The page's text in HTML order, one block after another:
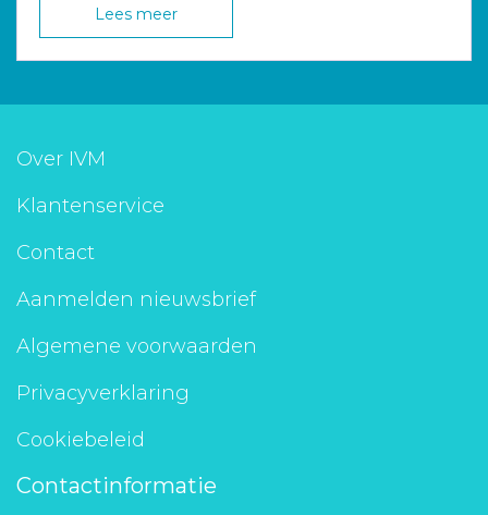
Lees meer
Over IVM
Klantenservice
Contact
Aanmelden nieuwsbrief
Algemene voorwaarden
Privacyverklaring
Cookiebeleid
Contactinformatie